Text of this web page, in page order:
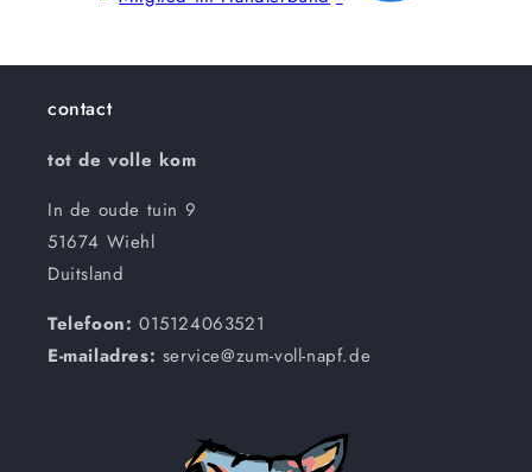
contact
tot de volle kom
In de oude tuin 9
51674 Wiehl
Duitsland
Telefoon: 015124063521
E-mailadres: service@zum-voll-napf.de